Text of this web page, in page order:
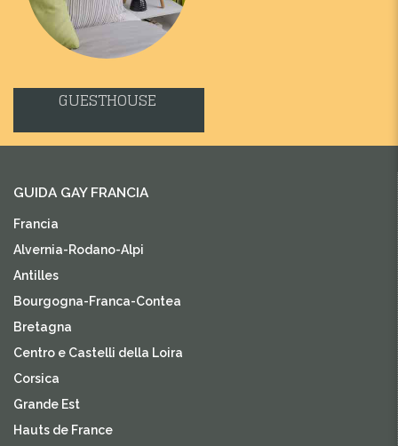
GUESTHOUSE
GUIDA GAY FRANCIA
Francia
Alvernia-Rodano-Alpi
Antilles
Bourgogna-Franca-Contea
Bretagna
Centro e Castelli della Loira
Corsica
Grande Est
Hauts de France